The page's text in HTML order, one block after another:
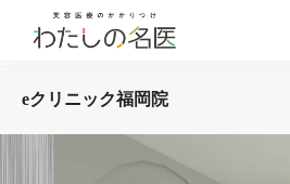
eクリニック福岡院